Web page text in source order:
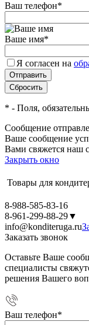
Ваш телефон*
Ваше имя*
Я согласен на
* - Поля,
Сообщение
Ваше сообщение
Вами свяжется наш
Закрыть окно
Товары для
8-988-585-83-16
8-961-299-88-29▼
info@konditeruga.ru
Заказать звонок
Оставьте Ваше
специалисты
решения Вашего
Ваш телефон*